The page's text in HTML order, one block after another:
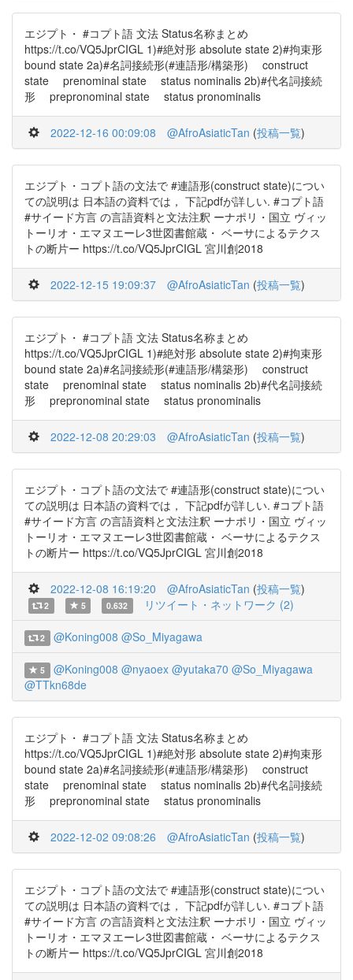
エジプト・ #コプト語 文法 Status名称まとめ
https://t.co/VQ5JprCIGL 1)#絶対形 absolute state 2)#拘束形
bound state 2a)#名詞接続形(#連語形/構築形) construct
state prenominal state status nominalis 2b)#代名詞接続
形 prepronominal state status pronominalis
2022-12-16 00:09:08 @AfroAsiaticTan (投稿一覧)
エジプト・コプト語の文法で #連語形(construct state)につい
ての説明は 日本語の資料では， 下記pdfが詳しい. #コプト語
#サイード方言 の言語資料と文法注釈 ーナポリ・国立 ヴィッ
トーリオ・エマヌエーレ3世図書館蔵・ ベーサによるテクス
トの断片ー https://t.co/VQ5JprCIGL 宮川創2018
2022-12-15 19:09:37 @AfroAsiaticTan (投稿一覧)
エジプト・ #コプト語 文法 Status名称まとめ
https://t.co/VQ5JprCIGL 1)#絶対形 absolute state 2)#拘束形
bound state 2a)#名詞接続形(#連語形/構築形) construct
state prenominal state status nominalis 2b)#代名詞接続
形 prepronominal state status pronominalis
2022-12-08 20:29:03 @AfroAsiaticTan (投稿一覧)
エジプト・コプト語の文法で #連語形(construct state)につい
ての説明は 日本語の資料では， 下記pdfが詳しい. #コプト語
#サイード方言 の言語資料と文法注釈 ーナポリ・国立 ヴィッ
トーリオ・エマヌエーレ3世図書館蔵・ ベーサによるテクス
トの断片ー https://t.co/VQ5JprCIGL 宮川創2018
2022-12-08 16:19:20 @AfroAsiaticTan (投稿一覧)
2 5 0.632 リツイート・ネットワーク (2)
2 @Koning008 @So_Miyagawa
5 @Koning008 @nyaoex @yutaka70 @So_Miyagawa
@TTkn68de
エジプト・ #コプト語 文法 Status名称まとめ
https://t.co/VQ5JprCIGL 1)#絶対形 absolute state 2)#拘束形
bound state 2a)#名詞接続形(#連語形/構築形) construct
state prenominal state status nominalis 2b)#代名詞接続
形 prepronominal state status pronominalis
2022-12-02 09:08:26 @AfroAsiaticTan (投稿一覧)
エジプト・コプト語の文法で #連語形(construct state)につい
ての説明は 日本語の資料では， 下記pdfが詳しい. #コプト語
#サイード方言 の言語資料と文法注釈 ーナポリ・国立 ヴィッ
トーリオ・エマヌエーレ3世図書館蔵・ ベーサによるテクス
トの断片ー https://t.co/VQ5JprCIGL 宮川創2018